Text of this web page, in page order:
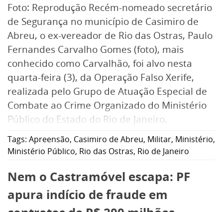
Foto: Reprodução Recém-nomeado secretário
de Segurança no município de Casimiro de
Abreu, o ex-vereador de Rio das Ostras, Paulo
Fernandes Carvalho Gomes (foto), mais
conhecido como Carvalhão, foi alvo nesta
quarta-feira (3), da Operação Falso Xerife,
realizada pelo Grupo de Atuação Especial de
Combate ao Crime Organizado do Ministério
Público do Estado do Rio de Janeiro.
Ele, que é investigado por um duplo homicídio
sociais como xerife, associando sua imagem a
discursos de combate à criminalidade, em
contraste com os fatos apurados pelo MP, que
Tags: Apreensão, Casimiro de Abreu, Militar, Ministério,
Ministério Público, Rio das Ostras, Rio de Janeiro
Nem o Castramóvel escapa: PF
apura indício de fraude em